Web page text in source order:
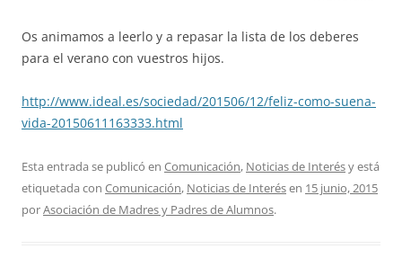
Os animamos a leerlo y a repasar la lista de los deberes
para el verano con vuestros hijos.
http://www.ideal.es/sociedad/201506/12/feliz-como-suena-
vida-20150611163333.html
Esta entrada se publicó en Comunicación, Noticias de Interésy está
etiquetada con Comunicación, Noticias de Interésen 15 junio, 2015
porAsociación de Madres y Padres de Alumnos.